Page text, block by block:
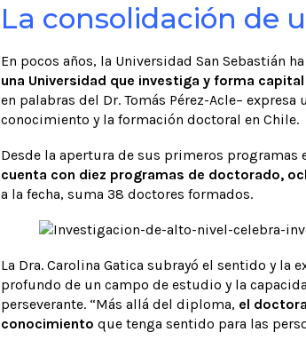
La consolidación de
En pocos años, la Universidad San Sebastián
una Universidad que investiga y forma
en palabras del Dr. Tomás Pérez-Acle–
conocimiento y la formación doctoral en Chile.
Desde la apertura de sus primeros programas
cuenta con diez programas de doctorado,
a la fecha, suma 38 doctores formados.
La Dra. Carolina Gatica subrayó el sentido y
profundo de un campo de estudio y la
perseverante. “Más allá del diploma, el
conocimiento que tenga sentido para las